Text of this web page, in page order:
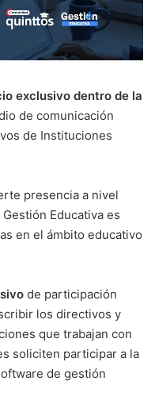
exclusivo dentro de la
de comunicación
de Instituciones
presencia a nivel
Educativa es
en el ámbito educativo
de participación
los directivos y
que trabajan con
soliciten participar a la
de gestión